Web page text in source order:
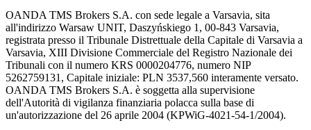
OANDA TMS Brokers S.A. con sede legale a Varsavia, sita
all'indirizzo Warsaw UNIT, Daszyńskiego 1, 00-843 Varsavia,
registrata presso il Tribunale Distrettuale della Capitale di Varsavia a
Varsavia, XIII Divisione Commerciale del Registro Nazionale dei
Tribunali con il numero KRS 0000204776, numero NIP
5262759131, Capitale iniziale: PLN 3537,560 interamente versato.
OANDA TMS Brokers S.A. è soggetta alla supervisione
dell'Autorità di vigilanza finanziaria polacca sulla base di
un'autorizzazione del 26 aprile 2004 (KPWiG-4021-54-1/2004).